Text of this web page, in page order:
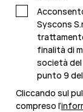
Syscons
finalità di
società
punto 9
Cliccando sul
compreso l’